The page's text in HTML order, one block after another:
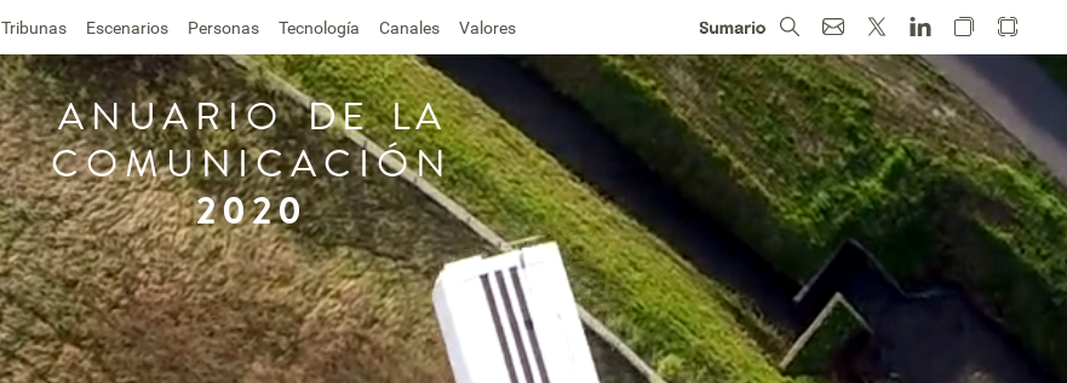
Tribunas Escenarios Personas Tecnología Canales Valores
ANUARIO DE LA
COMUNICACIÓN
2020